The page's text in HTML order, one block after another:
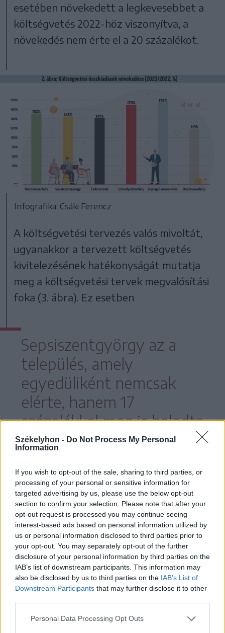
Székelyhon - Do Not Process My Personal
Information
If you wish to opt-out of the sale, sharing to third parties, or
processing of your personal or sensitive information for
targeted advertising by us, please use the below opt-out
section to confirm your selection. Please note that after your
opt-out request is processed you may continue seeing
interest-based ads based on personal information utilized by
us or personal information disclosed to third parties prior to
your opt-out. You may separately opt-out of the further
disclosure of your personal information by third parties on the
IAB’s list of downstream participants. This information may
also be disclosed by us to third parties on the IAB’s List of
Downstream Participants that may further disclose it to other
Personal Data Processing Opt Outs
esetében növekedett a legkevesebbet a
költségvetés 2022-höz viszonyítva, a
növekedés nem érte el a 20 százalékot.
Infografika: Csáki Ferencz
A költségvetési tervezés valós mivoltát,
ugyanakkor a tervezett költségvetés
kivitelezésének hatékonyságát mutatja
meg a költségvetési tervek megvalósítási
foka (3. ábra). Ez esetben
Sepsiszentgyörgy az a
település, amely
egyedüliként nemcsak
elérte, hanem 17
százalékkal meg is haladta
a 2023-as évre betervezett
A többi város 60–70%-os megvalósítást
tudhat magáénak, a legalacsonyabb
megvalósítást Gyergyószentmiklósnál
láthatunk, ahol a tervezett
költségvetésnek kevesebb mind
kétharmadát sikerült elérni.